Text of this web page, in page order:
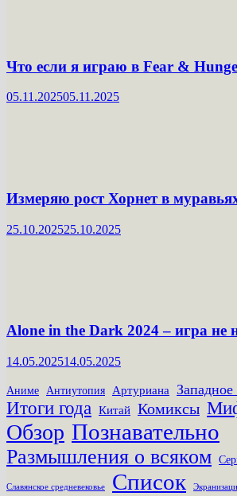
Что если я играю в Fear &
05.11.202505.11.2025
Измеряю рост Хорнет в
25.10.202525.10.2025
Alone in the Dark 2024 – игра не
14.05.202514.05.2025
Аниме Антиутопия Артуриана Западное
Итоги года Китай Комиксы
Обзор Познавательно
Размышления о всяком
Славянское средневековье Список